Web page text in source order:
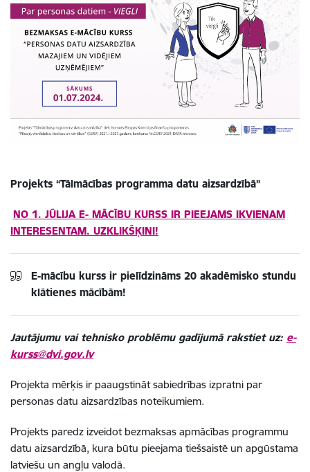
Projekts “Tālmācības programma datu aizsardzībā”
NO 1. JŪLIJA E- MĀCĪBU KURSS IR PIEEJAMS IKVIENAM
INTERESENTAM. UZKLIKŠĶINI!
E-mācību kurss ir pielīdzināms 20 akadēmisko stundu
klātienes mācībām!
Jautājumu vai tehnisko problēmu gadījumā rakstiet uz: e-
kurss@dvi.gov.lv
Projekta mērķis ir paaugstināt sabiedrības izpratni par
personas datu aizsardzības noteikumiem.
Projekts paredz izveidot bezmaksas apmācības programmu
datu aizsardzībā, kura būtu pieejama tiešsaistē un apgūstama
latviešu un angļu valodā.